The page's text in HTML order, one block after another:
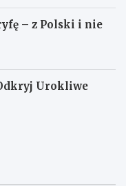
– z Polski i nie
Urokliwe